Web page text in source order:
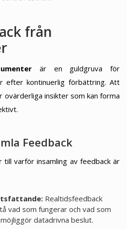
från
är en guldgruva för
efter kontinuerlig förbättring. Att
ovärderliga insikter som kan forma
Feedback
till varför insamling av feedback är
Realtidsfeedback
vad som fungerar och vad som
datadrivna beslut.